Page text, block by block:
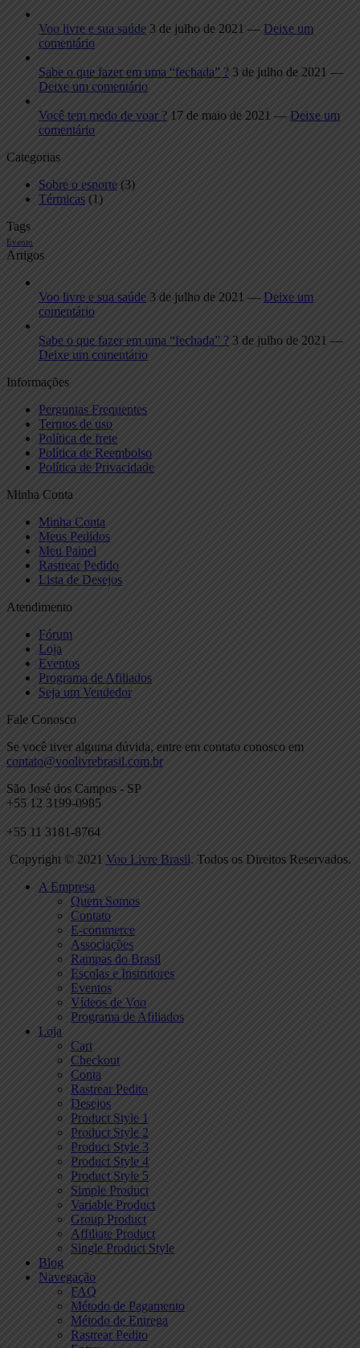
Voo livre e sua saúde 3 de julho de 2021 — Deixe um
comentário
Sabe o que fazer em uma “fechada” ? 3 de julho de 2021 —
Deixe um comentário
Você tem medo de voar ? 17 de maio de 2021 — Deixe um
comentário
Categorias
Sobre o esporte (3)
Térmicas (1)
Tags
Evento
Artigos
Voo livre e sua saúde 3 de julho de 2021 — Deixe um
comentário
Sabe o que fazer em uma “fechada” ? 3 de julho de 2021 —
Deixe um comentário
Informações
Perguntas Frequentes
Termos de uso
Política de frete
Política de Reembolso
Política de Privacidade
Minha Conta
Minha Conta
Meus Pedidos
Meu Painel
Rastrear Pedido
Lista de Desejos
Atendimento
Fórum
Loja
Eventos
Programa de Afiliados
Seja um Vendedor
Fale Conosco
Se você tiver alguma dúvida, entre em contato conosco em
contato@voolivrebrasil.com.br
São José dos Campos - SP
+55 12 3199-0985
+55 11 3181-8764
Copyright © 2021 Voo Livre Brasil. Todos os Direitos Reservados.
A Empresa
Quem Somos
Contato
E-commerce
Associações
Rampas do Brasil
Escolas e Instrutores
Eventos
Vídeos de Voo
Programa de Afiliados
Loja
Cart
Checkout
Conta
Rastrear Pedito
Desejos
Product Style 1
Product Style 2
Product Style 3
Product Style 4
Product Style 5
Simple Product
Variable Product
Group Product
Affiliate Product
Single Product Style
Blog
Navegação
FAQ
Método de Pagamento
Método de Entrega
Rastrear Pedito